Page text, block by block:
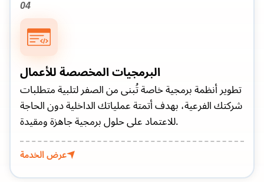
04
البرمجيات المخصصة للأعمال
تطوير أنظمة برمجية خاصة تُبنى من الصفر لتلبية متطلبات
شركتك الفرعية، بهدف أتمتة عملياتك الداخلية دون الحاجة
للاعتماد على حلول برمجية جاهزة ومقيدة.
عرض الخدمة